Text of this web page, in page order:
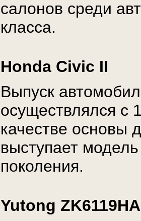
салонов среди
класса.
Honda Civic II
Выпуск
осуществлялся с
качестве основы
выступает
поколения.
Yutong ZK6119HA